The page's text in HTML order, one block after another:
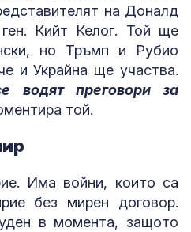
на Доналд
Кийт Келог. Той ще
но Тръмп и Рубио
и Украйна ще участва.
водят преговори за
той.
Има войни, които са
без мирен договор.
в момента, защото